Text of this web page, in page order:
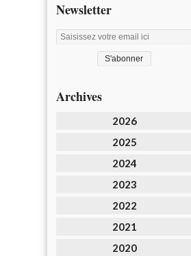
Newsletter
Archives
2026
2025
2024
2023
2022
2021
2020